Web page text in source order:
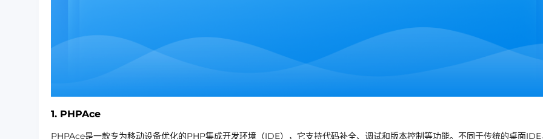
1. PHPAce
PHPAce是一款专为移动设备优化的PHP集成开发环境（IDE），它支持代码补全、调试和版本控制等功能。不同于传统的桌面